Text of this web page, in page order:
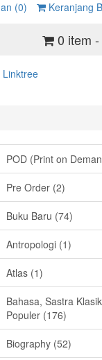
(0) Keranjang
0 item
Linktree
POD (Print on
Pre Order (2)
Buku Baru (74)
Antropologi (1)
Atlas (1)
Bahasa, Sastra
Populer (176)
Biography (52)